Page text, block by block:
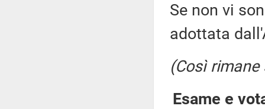
Se non vi
adottata
(Così
Esame e